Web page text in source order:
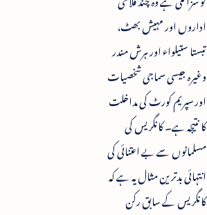
اداروں اور مہیش بھٹ،
تبستا ستیلواء اور ہرش مندر
وغیرہ جیسی سماجی شخصیات
اور سپریم کورٹ کی مداخلت
کا نتیجہ ہے۔ کانگریس کی
مسلمانوں سے بے اعتنائی کی
انتہائی بدترین مثال یہ ہے کہ
کانگریس کے سابق رکن